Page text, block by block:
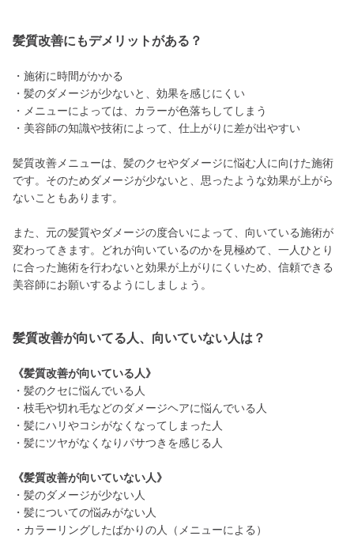
髪質改善にもデメリットがある？
・施術に時間がかかる
・髪のダメージが少ないと、効果を感じにくい
・メニューによっては、カラーが色落ちしてしまう
・美容師の知識や技術によって、仕上がりに差が出やすい
髪質改善メニューは、髪のクセやダメージに悩む人に向けた施術
です。そのためダメージが少ないと、思ったような効果が上がら
ないこともあります。
また、元の髪質やダメージの度合いによって、向いている施術が
変わってきます。どれが向いているのかを見極めて、一人ひとり
に合った施術を行わないと効果が上がりにくいため、信頼できる
美容師にお願いするようにしましょう。
髪質改善が向いてる人、向いていない人は？
《髪質改善が向いている人》
・髪のクセに悩んでいる人
・枝毛や切れ毛などのダメージヘアに悩んでいる人
・髪にハリやコシがなくなってしまった人
・髪にツヤがなくなりパサつきを感じる人
《髪質改善が向いていない人》
・髪のダメージが少ない人
・髪についての悩みがない人
・カラーリングしたばかりの人（メニューによる）